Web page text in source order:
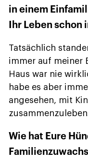
in einem
Ihr Leben schon
Tatsächlich
immer auf meiner
Haus war nie
habe es aber
angesehen, mit
Wie hat Eure